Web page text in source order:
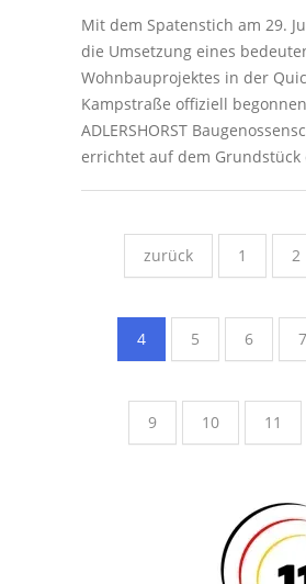
Mit dem Spatenstich am 29.
die Umsetzung eines
Wohnbauprojektes in der
Kampstraße offiziell
ADLERSHORST
errichtet auf dem Grundstück
zurück 1 2
4 5 6 7
9 10 11